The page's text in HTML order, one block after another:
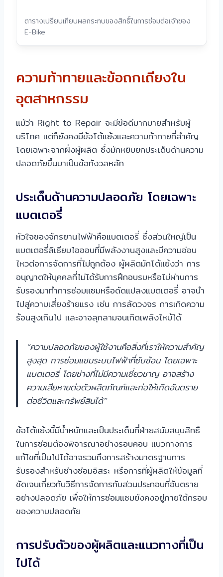
ตารางเปรียบเทียบผลกระทบของสิทธิ์ในการซ่อมต่อเจ้าของ
E-Bike
ความท้าทายและข้อถกเถียงใน
อุตสาหกรรม
แม้ว่า Right to Repair จะมีข้อดีมากมายสำหรับผู้
บริโภค แต่ก็ยังคงมีข้อโต้แย้งและความท้าทายที่สำคัญ
โดยเฉพาะจากฝั่งผู้ผลิต ซึ่งมักหยิบยกประเด็นด้านความ
ปลอดภัยขึ้นมาเป็นข้อกังวลหลัก
ประเด็นด้านความปลอดภัย โดยเฉพาะ
แบตเตอรี่
หัวใจของจักรยานไฟฟ้าคือแบตเตอรี่ ซึ่งส่วนใหญ่เป็น
แบตเตอรี่ลิเธียมไอออนที่มีพลังงานสูงและมีความอ่อน
ไหวต่อการจัดการที่ไม่ถูกต้อง ผู้ผลิตมักโต้แย้งว่า การ
อนุญาตให้บุคคลที่ไม่ได้รับการฝึกอบรมหรือไม่ผ่านการ
รับรองมาทำการซ่อมแซมหรือดัดแปลงแบตเตอรี่ อาจนำ
ไปสู่ความเสี่ยงร้ายแรง เช่น การลัดวงจร การเกิดความ
ร้อนสูงเกินไป และอาจลุกลามจนเกิดเพลิงไหม้ได้
“ความปลอดภัยของผู้ใช้งานคือสิ่งที่เราให้ความสำคัญ
สูงสุด การซ่อมแซมระบบไฟฟ้าที่ซับซ้อน โดยเฉพาะ
แบตเตอรี่ โดยช่างที่ไม่มีความเชี่ยวชาญ อาจสร้าง
ความเสียหายต่อตัวผลิตภัณฑ์และก่อให้เกิดอันตราย
ต่อชีวิตและทรัพย์สินได้”
ข้อโต้แย้งนี้มีน้ำหนักและเป็นประเด็นที่ฝ่ายสนับสนุนสิทธิ์
ในการซ่อมต้องพิจารณาอย่างรอบคอบ แนวทางการ
แก้ไขที่เป็นไปได้อาจรวมถึงการสร้างมาตรฐานการ
รับรองสำหรับช่างซ่อมอิสระ หรือการที่ผู้ผลิตให้ข้อมูลที่
ชัดเจนเกี่ยวกับวิธีการจัดการกับส่วนประกอบที่อันตราย
อย่างปลอดภัย เพื่อให้การซ่อมแซมยังคงอยู่ภายใต้กรอบ
ของความปลอดภัย
การปรับตัวของผู้ผลิตและแนวทางที่เป็น
ไปได้